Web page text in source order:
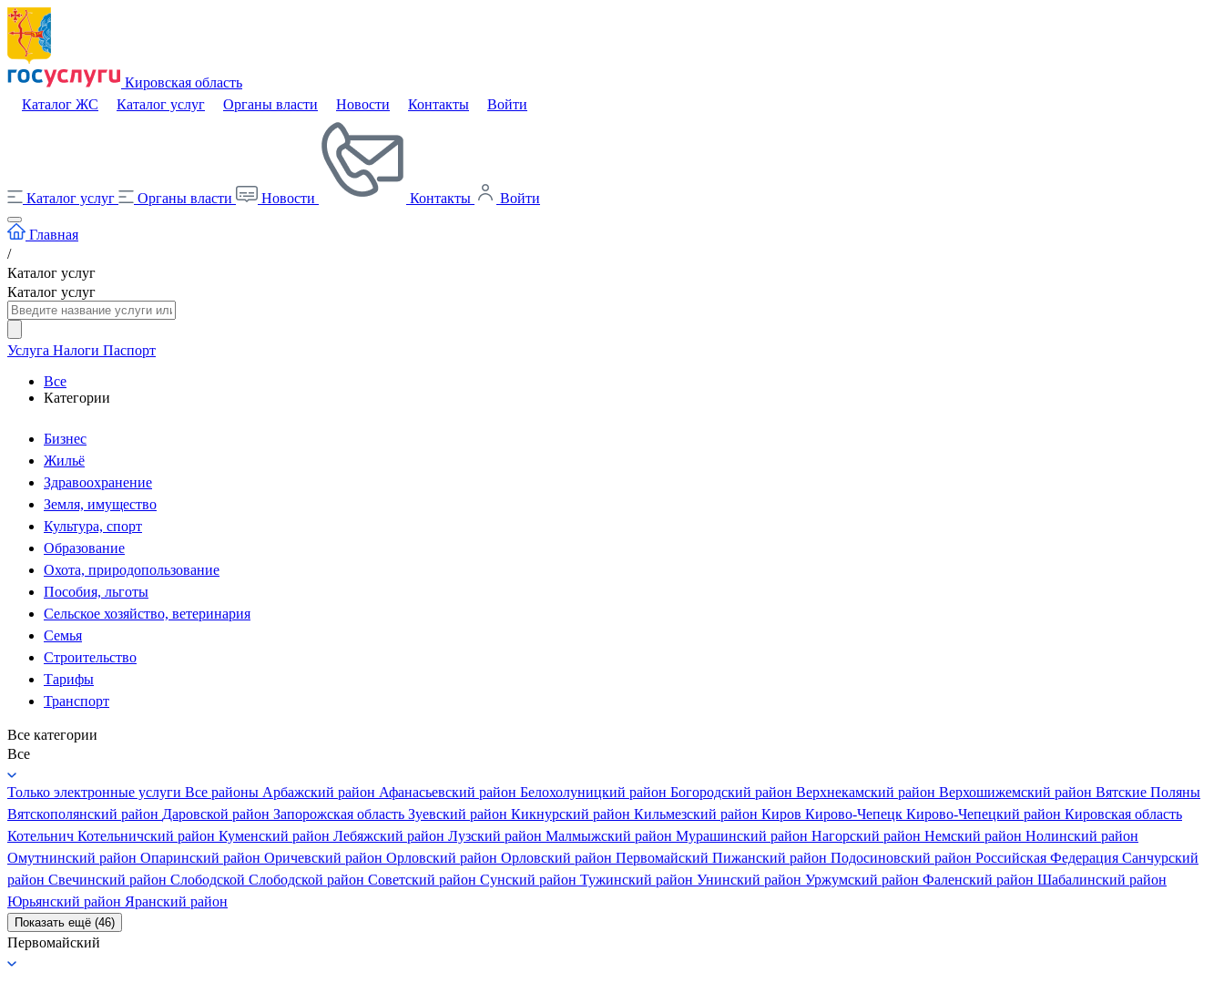
Кировская область
Каталог ЖС
Каталог услуг Органы власти Новости Контакты Войти
Каталог услуг Органы власти Новости Контакты Войти
Главная
/
Каталог услуг
Каталог услуг
Услуга Налоги Паспорт
Все
Категории
Бизнес
Жильё
Здравоохранение
Земля, имущество
Культура, спорт
Образование
Охота, природопользование
Пособия, льготы
Сельское хозяйство, ветеринария
Семья
Строительство
Тарифы
Транспорт
Все категории
Все
Только электронные услуги Все районы Арбажский район Афанасьевский район Белохолуницкий район Богородский район Верхнекамский район Верхошижемский район Вятские Поляны
Вятскополянский район Даровской район Запорожская область Зуевский район Кикнурский район Кильмезский район Киров Кирово-Чепецк Кирово-Чепецкий район Кировская область
Котельнич Котельничский район Куменский район Лебяжский район Лузский район Малмыжский район Мурашинский район Нагорский район Немский район Нолинский район
Омутнинский район Опаринский район Оричевский район Орловский район Орловский район Первомайский Пижанский район Подосиновский район Российская Федерация Санчурский
район Свечинский район Слободской Слободской район Советский район Сунский район Тужинский район Унинский район Уржумский район Фаленский район Шабалинский район
Юрьянский район Яранский район
Показать ещё (46)
Первомайский